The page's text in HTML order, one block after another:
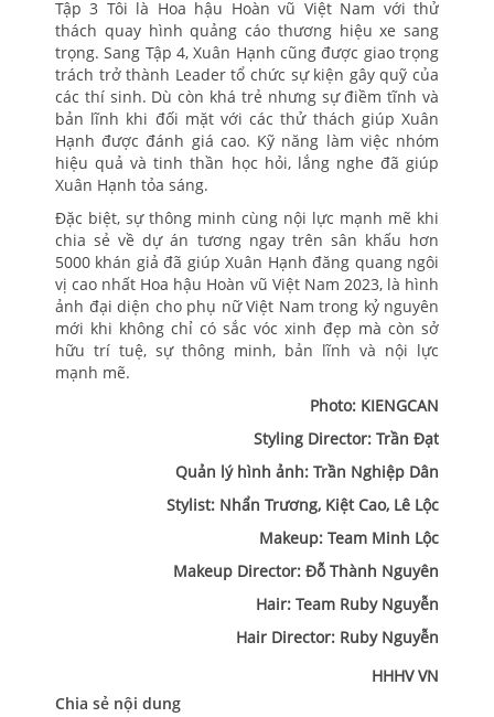
Tập 3 Tôi là Hoa hậu Hoàn vũ Việt Nam với thử
thách quay hình quảng cáo thương hiệu xe sang
trọng. Sang Tập 4, Xuân Hạnh cũng được giao trọng
trách trở thành Leader tổ chức sự kiện gây quỹ của
các thí sinh. Dù còn khá trẻ nhưng sự điềm tĩnh và
bản lĩnh khi đối mặt với các thử thách giúp Xuân
Hạnh được đánh giá cao. Kỹ năng làm việc nhóm
hiệu quả và tinh thần học hỏi, lắng nghe đã giúp
Xuân Hạnh tỏa sáng.
Đặc biệt, sự thông minh cùng nội lực mạnh mẽ khi
chia sẻ về dự án tương ngay trên sân khấu hơn
5000 khán giả đã giúp Xuân Hạnh đăng quang ngôi
vị cao nhất Hoa hậu Hoàn vũ Việt Nam 2023, là hình
ảnh đại diện cho phụ nữ Việt Nam trong kỷ nguyên
mới khi không chỉ có sắc vóc xinh đẹp mà còn sở
hữu trí tuệ, sự thông minh, bản lĩnh và nội lực
mạnh mẽ.
Photo: KIENGCAN
Styling Director: Trần Đạt
Quản lý hình ảnh: Trần Nghiệp Dân
Stylist: Nhẩn Trương, Kiệt Cao, Lê Lộc
Makeup: Team Minh Lộc
Makeup Director: Đỗ Thành Nguyên
Hair: Team Ruby Nguyễn
Hair Director: Ruby Nguyễn
HHHV VN
Chia sẻ nội dung